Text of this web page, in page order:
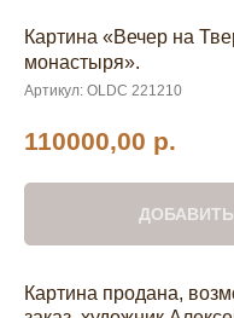
Картина «Вечер на
монастыря».
Артикул: OLDC 221210
110000,00 р.
Картина продана,